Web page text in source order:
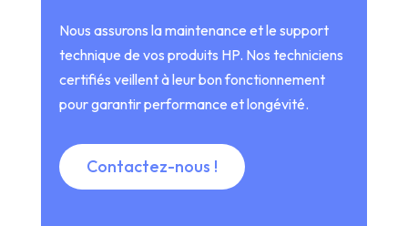
Nous assurons la maintenance et le support
technique de vos produits HP. Nos techniciens
certifiés veillent à leur bon fonctionnement
pour garantir performance et longévité.
Contactez-nous !